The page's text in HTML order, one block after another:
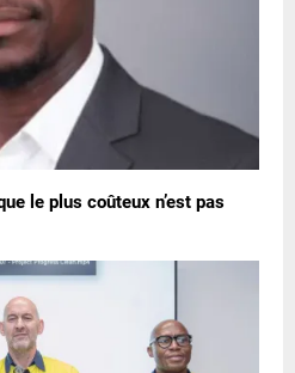
le plus coûteux n’est pas